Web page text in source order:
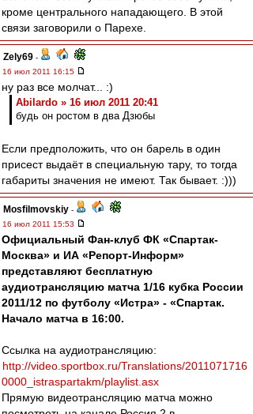
кроме центрального нападающего. В этой
связи заговорили о Парехе.
Zely69 -
16 июл 2011 16:15
ну раз все молчат... :)
Abilardo » 16 июл 2011 20:41
будь он ростом в два Дзюбы
Если предположить, что он барель в один
присест выдаёт в специальную тару, то тогда
габариты значения не имеют. Так бывает. :)))
Mosfilmovskiy -
16 июл 2011 15:53
Официальный Фан-клуб ФК «Спартак-
Москва» и ИА «Репорт-Информ»
представляют бесплатную
аудиотрансляцию матча 1/16 кубка России
2011/12 по футболу «Истра» - «Спартак.
Начало матча в 16:00.
Ссылка на аудиотрансляцию:
http://video.sportbox.ru/Translations/2011071716
0000_istraspartakm/playlist.asx
Прямую видеотрансляцию матча можно